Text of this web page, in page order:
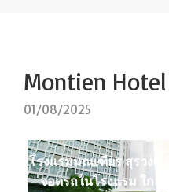
Montien
01/08/2025
โรงแรมมณเฑียร สุรวงศ์ ที่
จอดรถในโรงแรม ใกล้